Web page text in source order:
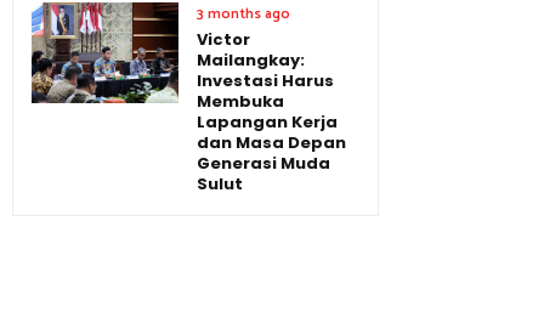
3 months ago
Victor
Mailangkay:
Investasi Harus
Membuka
Lapangan Kerja
dan Masa Depan
Generasi Muda
Sulut